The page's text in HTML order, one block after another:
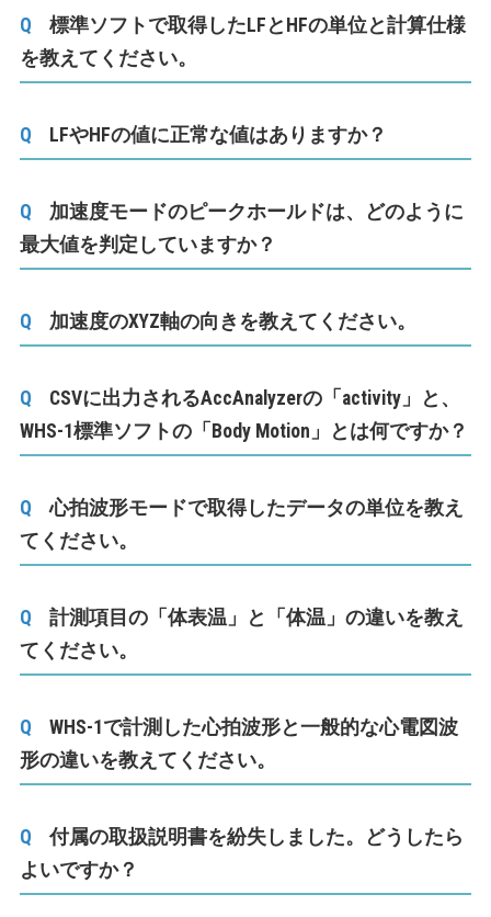
標準ソフトで取得したLFとHFの単位と計算仕様
を教えてください。
LFやHFの値に正常な値はありますか？
加速度モードのピークホールドは、どのように
最大値を判定していますか？
加速度のXYZ軸の向きを教えてください。
CSVに出力されるAccAnalyzerの「activity」と、
WHS-1標準ソフトの「Body Motion」とは何ですか？
心拍波形モードで取得したデータの単位を教え
てください。
計測項目の「体表温」と「体温」の違いを教え
てください。
WHS-1で計測した心拍波形と一般的な心電図波
形の違いを教えてください。
付属の取扱説明書を紛失しました。どうしたら
よいですか？